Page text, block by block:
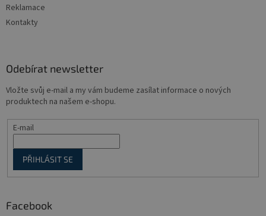
Reklamace
Kontakty
Odebírat newsletter
Vložte svůj e-mail a my vám budeme zasílat informace o nových
produktech na našem e-shopu.
E-mail
PŘIHLÁSIT SE
Facebook